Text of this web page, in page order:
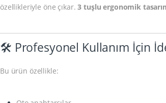
özellikleriyle öne çıkar.3 tuşlu ergonomik
🛠️ Profesyonel Kullanım İçin
Bu ürün özellikle: